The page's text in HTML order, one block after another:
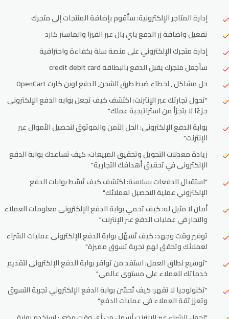
إدارة المتاجر الإلكترونية: سأقوم بإضافة المنتجات إلى متجرك
تفعيل واضافة زر الدفع باي بال عبر الفيزا والماستر كارد
إدارة متجرك الإلكتروني على منصة سلة بكفاءة واحترافية
سأجعل متجرك يقبل الدفع بالبطاقة credit debit card
حل مشاكل , اخطاء ضبط طرق الشحن, الدفع اوبن كارت OpenCart
"تحول تجارتك عبر الإنترنت: اكتشف كيف تجعل بوابه الدفع الإلكترونى
جزءًا لا يتجزأ من استراتيجية عملك"
بوابة الدفع الإلكترونى: الحل الآمن والموثوق لتحصيل الأموال عبر
الإنترنت"
زيادة معدلات التحويل وتحقيق المبيعات: كيف تساعدك بوابة الدفع
الإلكترونى في تحقيق أهدافك التجارية"
"استقبال الدفعات بسلاسة: اكتشف كيف تُبسِّط بوابات الدفع
الإلكتروني عملية التحصيل لعملائك"
أمان لا مثيل له: كيف تحمي بوابة الدفع الإلكترونى معلومات العملاء
والتجار في عمليات الدفع عبر الإنترنت"
توفير وقت وجهد: كيف تُسهِّل بوابة الدفع الإلكترونى عمليات الشراء
لعملائك وتحقق لهم تجربة تسوق مميزة"
"توسيع نطاق العمل: استفد من توافر بوابة الدفع الإلكترونى لتقديم
خدماتك للعملاء على مستوى عالمي"
"تكنولوجيا لا تقهر: كيف تُحسِّن بوابة الدفع الإلكتروني تجربة التسوق
وتعزز ثقة العملاء في عمليات الدفع"